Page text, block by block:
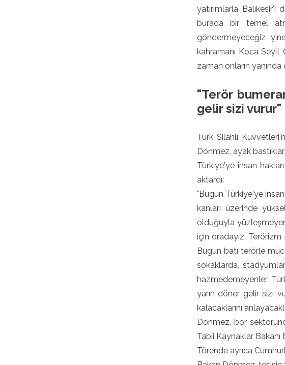
yatırımlarla
burada bir temel
göndermeyeceğiz
kahramanı Koca Seyit
zaman onların yanında
"Terör
gelir sizi vurur"
Türk Silahlı
Dönmez, ayak
Türkiye'ye insan
aktardı:
"Bugün Türkiye'ye
kanları üzerinde
olduğuyla
için oradayız.
Bugün batı terörle
sokaklarda,
hazmedemeyenler
yarın döner gelir sizi
kalacaklarını
Dönmez, bor
Tabii Kaynaklar
Törende ayrıca